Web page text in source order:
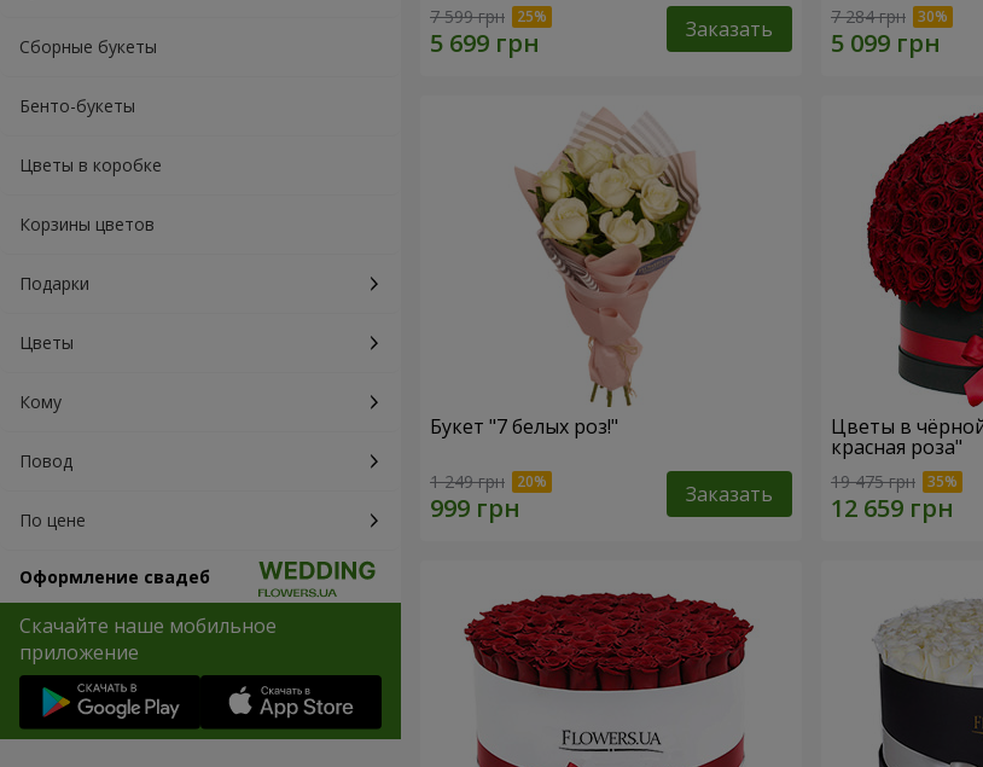
Сборные букеты
Бенто-букеты
Цветы в коробке
Корзины цветов
Подарки
Цветы
Кому
Повод
По цене
Оформление свадеб
Скачайте наше мобильное
приложение
7 599 грн Заказать 7 284 грн
Букет "7 белых роз!"
1 249 грн Заказать
Цветы в
красная роза"
19 475 грн